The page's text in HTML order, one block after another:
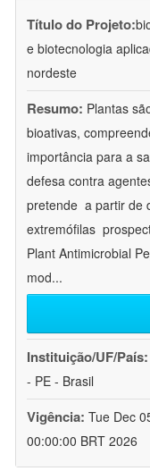
Título do Projeto:
e biotecnologia
nordeste
Resumo: Plantas
bioativas,
importância para a
defesa contra
pretende  a partir
extremófilas 
Plant Antimicrobial
mod...
Instituição/UF/País:
- PE - Brasil
Vigência: Tue Dec
00:00:00 BRT 2026